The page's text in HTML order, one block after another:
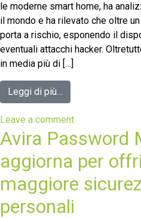
le moderne smart home, ha
il mondo e ha rilevato che oltre
porta a rischio, esponendo il
eventuali attacchi hacker.
in media più di […]
Leggi di più…
Leave a comment
Avira Password
aggiorna per
maggiore
personali